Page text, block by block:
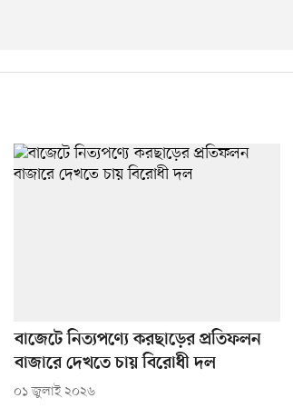
বাজেটে নিত্যপণ্যে করছাড়ের প্রতিফলন
বাজারে দেখতে চায় বিরোধী দল
০১ জুলাই ২০২৬